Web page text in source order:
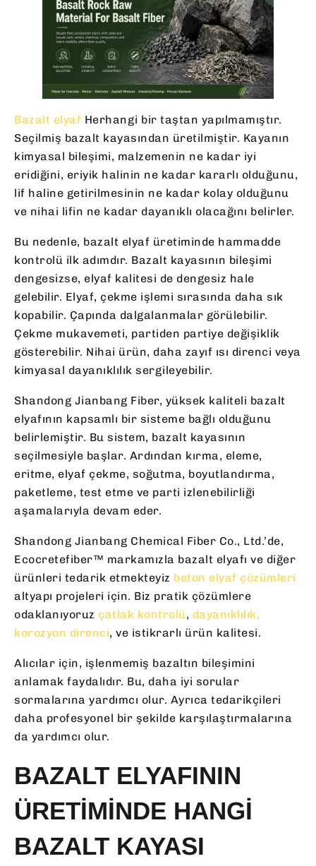
Bazalt elyaf Herhangi bir taştan yapılmamıştır.
Seçilmiş bazalt kayasından üretilmiştir. Kayanın
kimyasal bileşimi, malzemenin ne kadar iyi
eridiğini, eriyik halinin ne kadar kararlı olduğunu,
lif haline getirilmesinin ne kadar kolay olduğunu
ve nihai lifin ne kadar dayanıklı olacağını belirler.
Bu nedenle, bazalt elyaf üretiminde hammadde
kontrolü ilk adımdır. Bazalt kayasının bileşimi
dengesizse, elyaf kalitesi de dengesiz hale
gelebilir. Elyaf, çekme işlemi sırasında daha sık
kopabilir. Çapında dalgalanmalar görülebilir.
Çekme mukavemeti, partiden partiye değişiklik
gösterebilir. Nihai ürün, daha zayıf ısı direnci veya
kimyasal dayanıklılık sergileyebilir.
Shandong Jianbang Fiber, yüksek kaliteli bazalt
elyafının kapsamlı bir sisteme bağlı olduğunu
belirlemiştir. Bu sistem, bazalt kayasının
seçilmesiyle başlar. Ardından kırma, eleme,
eritme, elyaf çekme, soğutma, boyutlandırma,
paketleme, test etme ve parti izlenebilirliği
aşamalarıyla devam eder.
Shandong Jianbang Chemical Fiber Co., Ltd.’de,
Ecocretefiber™ markamızla bazalt elyafı ve diğer
ürünleri tedarik etmekteyiz beton elyaf çözümleri
altyapı projeleri için. Biz pratik çözümlere
odaklanıyoruz çatlak kontrolü, dayanıklılık,
korozyon direnci, ve istikrarlı ürün kalitesi.
Alıcılar için, işlenmemiş bazaltın bileşimini
anlamak faydalıdır. Bu, daha iyi sorular
sormalarına yardımcı olur. Ayrıca tedarikçileri
daha profesyonel bir şekilde karşılaştırmalarına
da yardımcı olur.
BAZALT ELYAFININ
ÜRETIMINDE HANGI
BAZALT KAYASI